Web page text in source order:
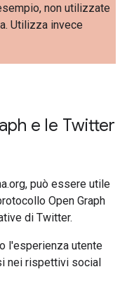
non utilizzate
Utilizza invece
e le Twitter
può essere utile
Open Graph
di Twitter.
l'esperienza utente
nei rispettivi social